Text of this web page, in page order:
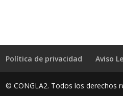
Política de privacidad Aviso
© CONGLA2. Todos los derechos